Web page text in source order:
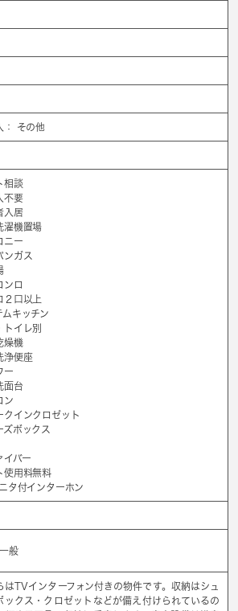
： その他
相談
不要
入居
濯機置場
ニー
ンガス
ンロ
２口以上
ムキッチン
トイレ別
燥機
浄便座
ー
面台
ン
クインクロゼット
ズボックス
イバー
使用料無料
タ付インターホン
般
はTVインターフォン付きの物件です。収納はシュ
ックス・クロゼットなどが備え付けられているの